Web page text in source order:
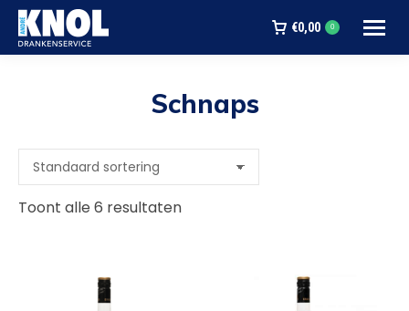
€0,00 0
Schnaps
Toont alle 6 resultaten